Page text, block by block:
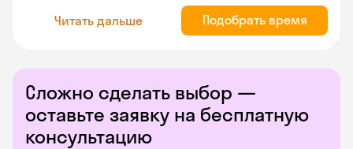
Читать дальше Подобрать время
Сложно сделать выбор —
оставьте заявку на бесплатную
консультацию